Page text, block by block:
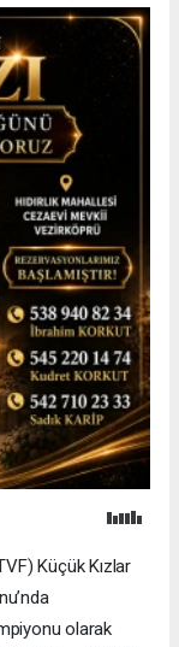
Küçük Kızlar
olarak